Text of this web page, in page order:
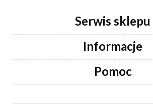
Serwis sklepu
Informacje
Pomoc